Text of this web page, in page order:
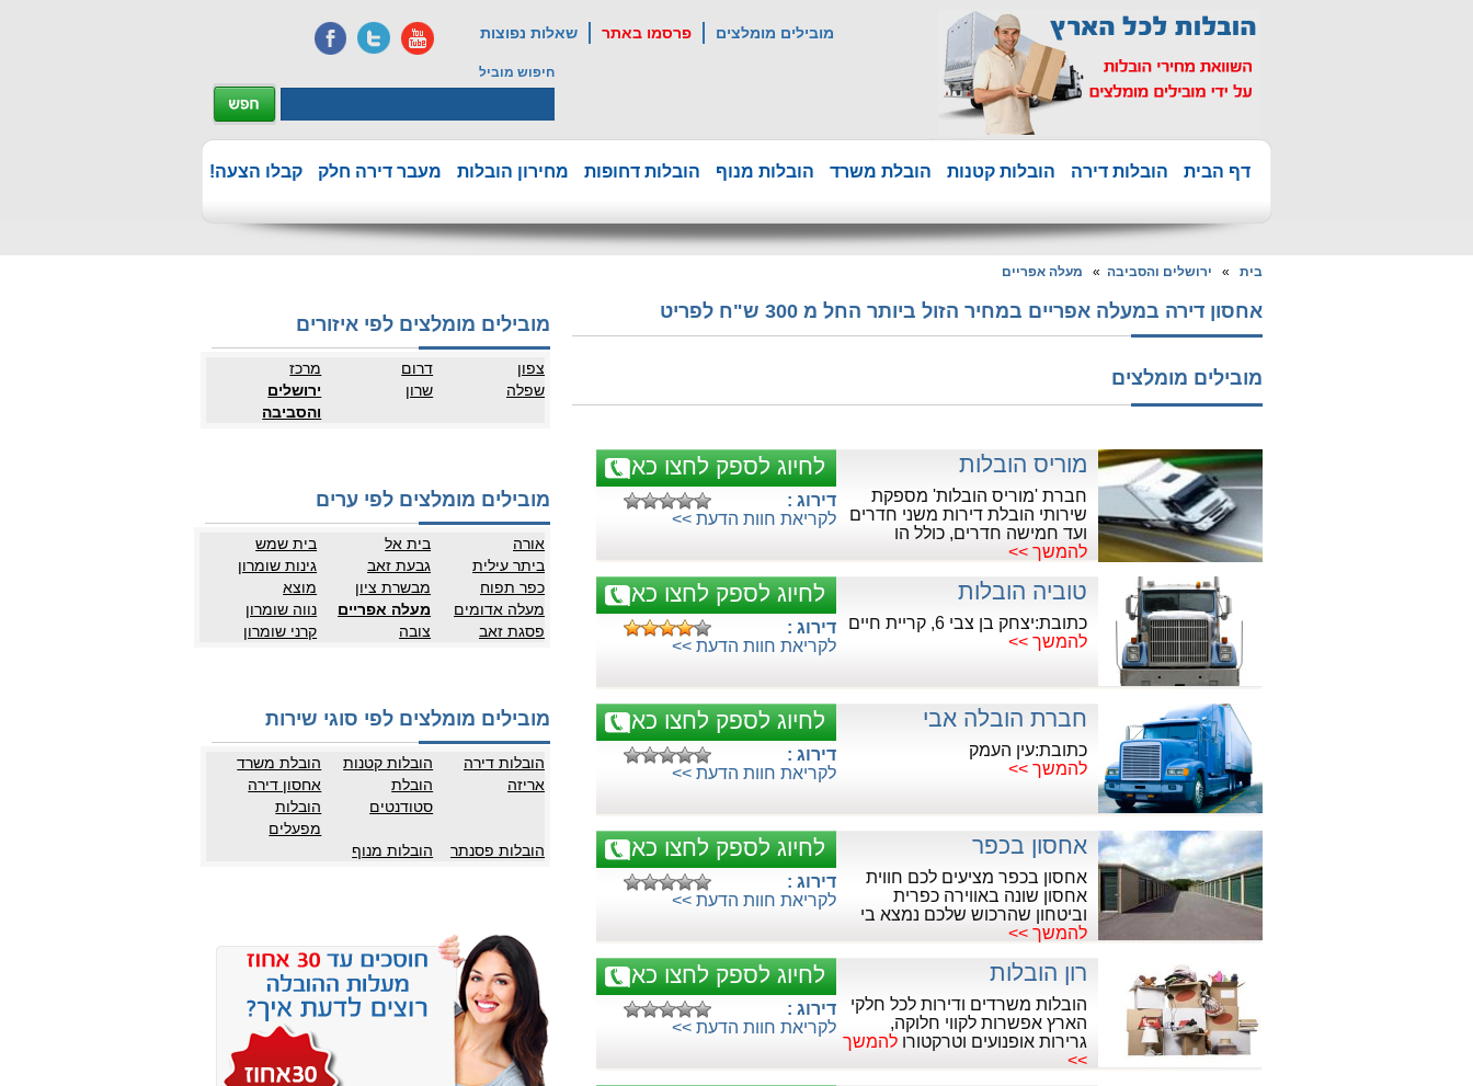
מובילים מומלצים פרסמו באתר שאלות נפוצות
חיפוש מוביל
דף הבית הובלות דירה הובלות קטנות הובלת משרד הובלות מנוף הובלות דחופות מחירון הובלות מעבר דירה חלק קבלו הצעה!
בית » ירושלים והסביבה » מעלה אפריים
אחסון דירה במעלה אפריים במחיר הזול ביותר החל מ 300 ש"ח לפריט
מובילים מומלצים
מוריס הובלות לחיוג לספק לחצו כאן
חברת 'מוריס הובלות' מספקת
שירותי הובלת דירות משני חדרים
ועד חמישה חדרים, כולל הו
להמשך >>
דירוג :
לקריאת חוות הדעת >>
טוביה הובלות לחיוג לספק לחצו כאן
כתובת:יצחק בן צבי 6, קריית חיים
להמשך >>
דירוג :
לקריאת חוות הדעת >>
חברת הובלה אבי לחיוג לספק לחצו כאן
כתובת:עין העמק
להמשך >>
דירוג :
לקריאת חוות הדעת >>
אחסון בכפר לחיוג לספק לחצו כאן
אחסון בכפר מציעים לכם חווית
אחסון שונה באווירה כפרית
וביטחון שהרכוש שלכם נמצא בי
להמשך >>
דירוג :
לקריאת חוות הדעת >>
רון הובלות לחיוג לספק לחצו כאן
הובלות משרדים ודירות לכל חלקי
הארץ אפשרות לקווי חלוקה,
גרירות אופנועים וטרקטורו להמשך
>>
דירוג :
לקריאת חוות הדעת >>
מובילים מומלצים לפי איזורים
צפון דרום
מרכז
שפלה
שרון
ירושלים
והסביבה
מובילים מומלצים לפי ערים
אורה בית אל
בית שמש
ביתר עילית
גבעת זאב
גינות שומרון
כפר תפוח
מבשרת ציון
מוצא
מעלה אדומים
מעלה אפריים
נווה שומרון
פסגת זאב
צובה קרני שומרון
מובילים מומלצים לפי סוגי שירות
הובלות דירה הובלות קטנות
הובלת משרד
אריזה
הובלת
סטודנטים
אחסון דירה
הובלות
מפעלים
הובלות פסנתר
הובלות מנוף